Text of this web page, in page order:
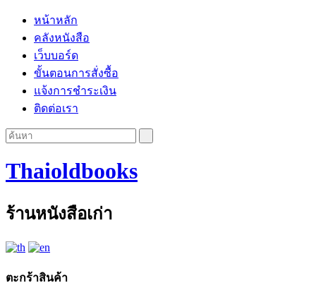
หน้าหลัก
คลังหนังสือ
เว็บบอร์ด
ขั้นตอนการสั่งซื้อ
แจ้งการชำระเงิน
ติดต่อเรา
Thaioldbooks
ร้านหนังสือเก่า
ตะกร้าสินค้า